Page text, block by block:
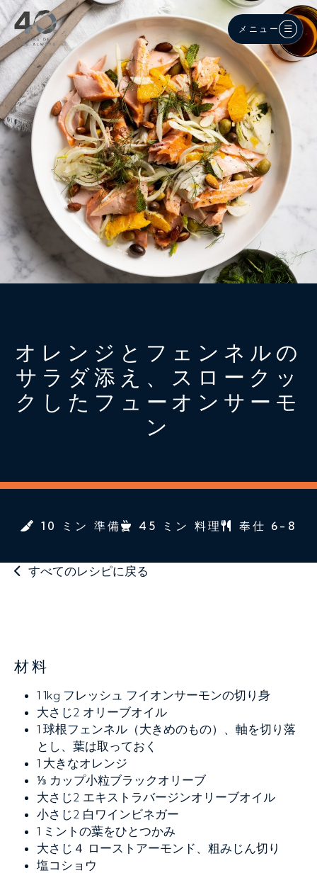
メインコンテンツへスキップ
メニュー
オレンジとフェンネルの
サラダ添え、スロークッ
クしたフューオンサーモ
ン
10 ミン 準備 45 ミン 料理 奉仕 6-8
すべてのレシピに戻る
材料
1 1kg フレッシュ フイオンサーモンの切り身
大さじ2 オリーブオイル
1 球根フェンネル（大きめのもの）、軸を切り落
とし、葉は取っておく
1 大きなオレンジ
⅓ カップ小粒ブラックオリーブ
大さじ2 エキストラバージンオリーブオイル
小さじ2 白ワインビネガー
1 ミントの葉をひとつかみ
大さじ４ ローストアーモンド、粗みじん切り
塩コショウ